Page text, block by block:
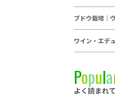
ブドウ栽培｜
ワイン・エデ
Popula
よく読まれ